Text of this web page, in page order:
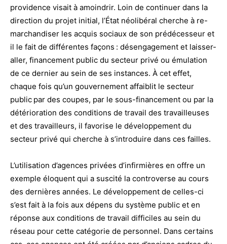
providence visait à amoindrir. Loin de continuer dans la
direction du projet initial, l’État néolibéral cherche à re-
marchandiser les acquis sociaux de son prédécesseur et
il le fait de différentes façons : désengagement et laisser-
aller, financement public du secteur privé ou émulation
de ce dernier au sein de ses instances. À cet effet,
chaque fois qu’un gouvernement affaiblit le secteur
public par des coupes, par le sous-financement ou par la
détérioration des conditions de travail des travailleuses
et des travailleurs, il favorise le développement du
secteur privé qui cherche à s’introduire dans ces failles.
L’utilisation d’agences privées d’infirmières en offre un
exemple éloquent qui a suscité la controverse au cours
des dernières années. Le développement de celles-ci
s’est fait à la fois aux dépens du système public et en
réponse aux conditions de travail difficiles au sein du
réseau pour cette catégorie de personnel. Dans certains